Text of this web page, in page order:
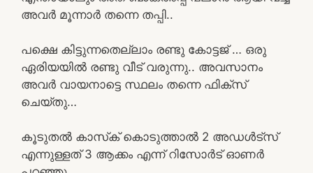
അവർ മൂന്നാർ തന്നെ തപ്പി..
പക്ഷെ കിട്ടുന്നതെല്ലാം രണ്ടു കോട്ടജ് … ഒരു
ഏരിയയിൽ രണ്ടു വീട് വരുന്നു.. അവസാനം
അവർ വായനാട്ടെ സ്ഥലം തന്നെ ഫിക്സ്
ചെയ്തു…
കൂടുതൽ കാസ്‌ക് കൊടുത്താൽ 2 അഡൾട്സ്
എന്നുള്ളത് 3 ആക്കം എന്ന് റിസോർട് ഓണർ